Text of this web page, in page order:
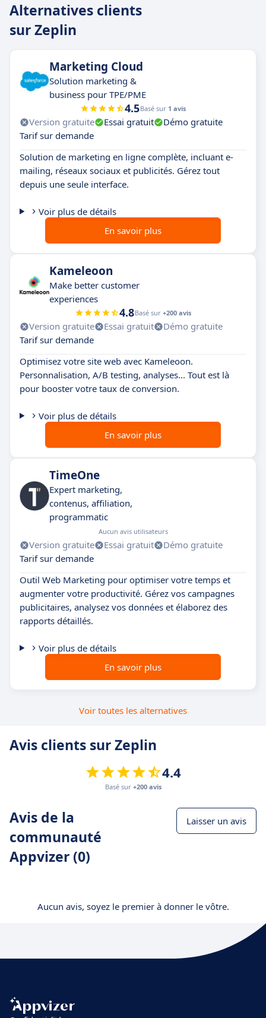
Alternatives clients
sur Zeplin
Marketing Cloud
Solution marketing &
business pour TPE/PME
4.5Basé sur 1 avis
Version gratuite Essai gratuit
Démo gratuite
Tarif sur demande
Solution de marketing en ligne complète, incluant e-
mailing, réseaux sociaux et publicités. Gérez tout
depuis une seule interface.
Voir plus de détails
En savoir plus
Kameleoon
Make better customer
experiences
4.8Basé sur +200 avis
Version gratuite Essai gratuit
Démo gratuite
Tarif sur demande
Optimisez votre site web avec Kameleoon.
Personnalisation, A/B testing, analyses... Tout est là
pour booster votre taux de conversion.
Voir plus de détails
En savoir plus
TimeOne
Expert marketing,
contenus, affiliation,
programmatic
Aucun avis utilisateurs
Version gratuite Essai gratuit
Démo gratuite
Tarif sur demande
Outil Web Marketing pour optimiser votre temps et
augmenter votre productivité. Gérez vos campagnes
publicitaires, analysez vos données et élaborez des
rapports détaillés.
Voir plus de détails
En savoir plus
Voir toutes les alternatives
Avis clients sur Zeplin
4.4
Basé sur +200 avis
Avis de la
communauté
Appvizer (0)
Laisser un avis
Aucun avis, soyez le premier à donner le vôtre.